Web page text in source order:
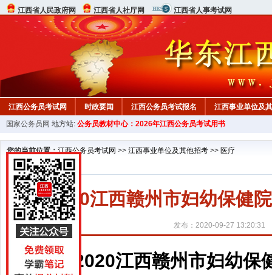
江西省人民政府网 江西省人社厅网 江西省人事考试网
江西公务员考试网 时政要闻 江西公务员考试报名 江西事业单位及
行测真题 在线咨询 教材中心
国家公务员网 地方站: 公务员教材中心：2026年江西公务员考试用书
您的当前位置：江西公务员考试网 >> 江西事业单位及其他招考 >> 医疗
2020江西赣州市妇幼保健
发布：2020-09-27 13:20:31
2020江西赣州市妇幼